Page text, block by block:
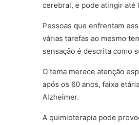
cerebral, e pode atingir até
Pessoas que enfrentam
várias tarefas ao mesmo
sensação é descrita como
O tema merece atenção
após os 60 anos, faixa
Alzheimer.
A quimioterapia pode